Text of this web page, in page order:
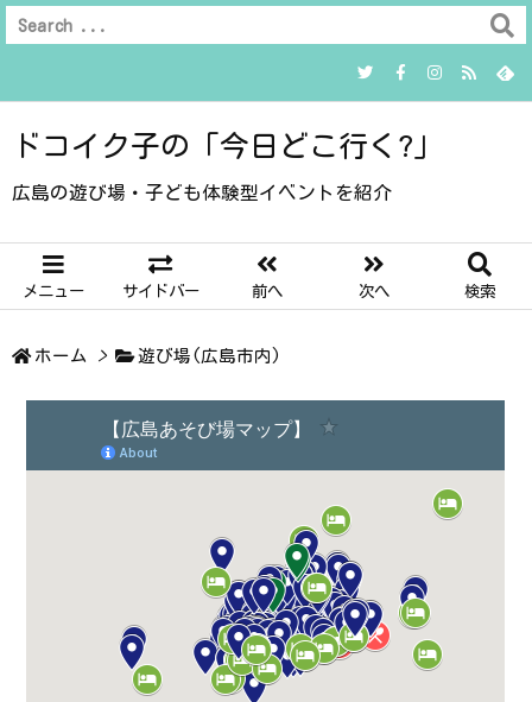
ドコイク子の「今日どこ行く?」
広島の遊び場・子ども体験型イベントを紹介
メニュー サイドバー 前へ 次へ 検索
ホーム > 遊び場(広島市内)